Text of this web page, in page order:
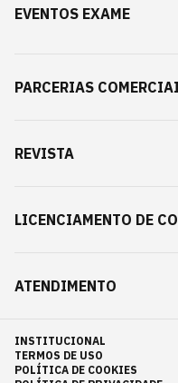
EVENTOS EXAME
PARCERIAS
REVISTA
LICENCIAMENTO DE
ATENDIMENTO
INSTITUCIONAL
TERMOS DE USO
POLÍTICA DE COOKIES